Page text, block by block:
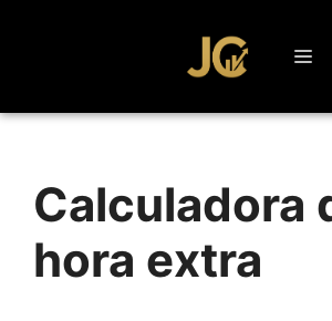
Calculadora
hora extra